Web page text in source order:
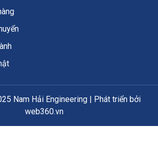
Nam Hải Engineering | Phát triển bởi
web360.vn